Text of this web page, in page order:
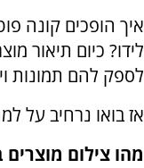
איך הופכים קונה
לידו? כיום תיאור
לספק להם תמונות
אז בואו נרחיב על
מהו צילום